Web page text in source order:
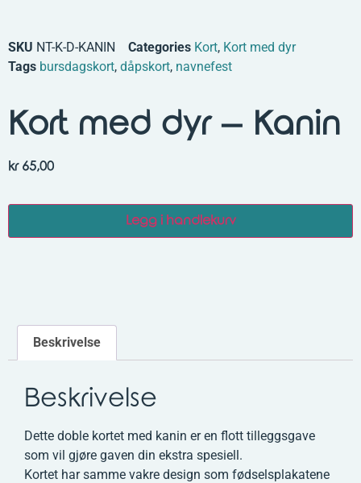
SKU NT-K-D-KANIN Categories Kort, Kort med dyr
Tags bursdagskort, dåpskort, navnefest
Kort med dyr – Kanin
kr65,00
Legg i handlekurv
Beskrivelse
Beskrivelse
Dette doble kortet med kanin er en flott tilleggsgave
som vil gjøre gaven din ekstra spesiell.
Kortet har samme vakre design som fødselsplakatene